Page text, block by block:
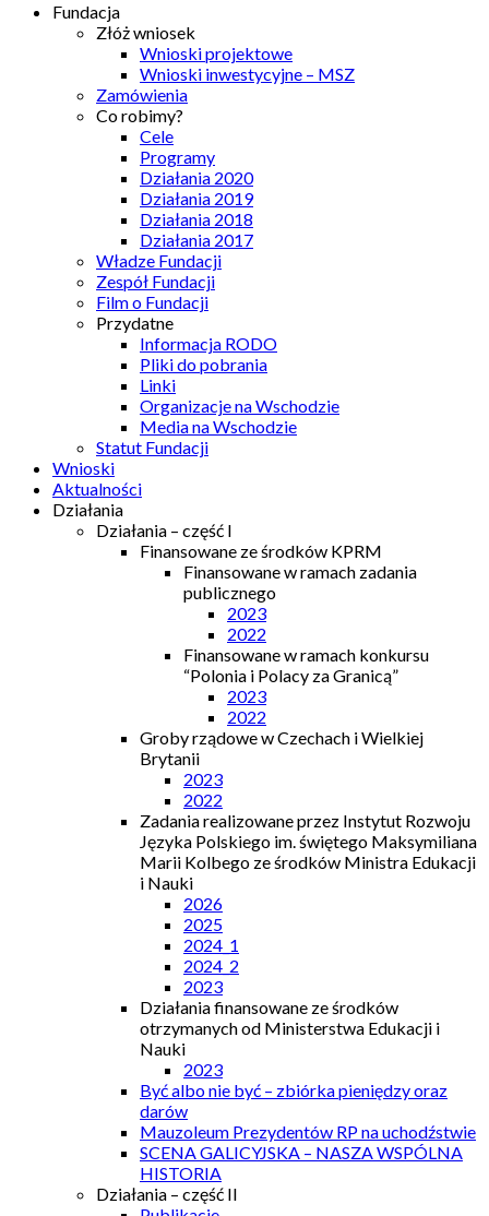
Fundacja
Złóż wniosek
Wnioski projektowe
Wnioski inwestycyjne – MSZ
Zamówienia
Co robimy?
Cele
Programy
Działania 2020
Działania 2019
Działania 2018
Działania 2017
Władze Fundacji
Zespół Fundacji
Film o Fundacji
Przydatne
Informacja RODO
Pliki do pobrania
Linki
Organizacje na Wschodzie
Media na Wschodzie
Statut Fundacji
Wnioski
Aktualności
Działania
Działania – część I
Finansowane ze środków KPRM
Finansowane w ramach zadania
publicznego
2023
2022
Finansowane w ramach konkursu
“Polonia i Polacy za Granicą”
2023
2022
Groby rządowe w Czechach i Wielkiej
Brytanii
2023
2022
Zadania realizowane przez Instytut Rozwoju
Języka Polskiego im. świętego Maksymiliana
Marii Kolbego ze środków Ministra Edukacji
i Nauki
2026
2025
2024_1
2024_2
2023
Działania finansowane ze środków
otrzymanych od Ministerstwa Edukacji i
Nauki
2023
Być albo nie być – zbiórka pieniędzy oraz
darów
Mauzoleum Prezydentów RP na uchodźstwie
SCENA GALICYJSKA – NASZA WSPÓLNA
HISTORIA
Działania – część II